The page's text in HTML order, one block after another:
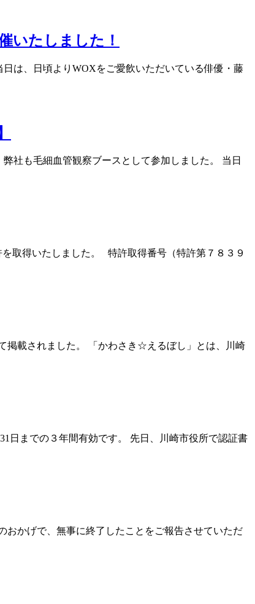
いたしました！
は、日頃よりWOXをご愛飲いただいている俳優・藤
社も毛細血管観察ブースとして参加しました。 当日
取得いたしました。 特許取得番号（特許第７８３９
掲載されました。 「かわさき☆えるぼし」とは、川崎
日までの３年間有効です。 先日、川崎市役所で認証書
おかげで、無事に終了したことをご報告させていただ